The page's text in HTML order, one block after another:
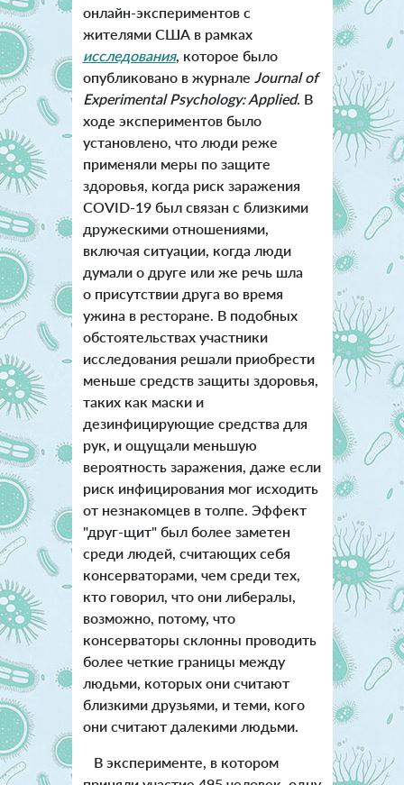
онлайн-экспериментов с
жителями США в рамках
исследования, которое было
опубликовано в журнале Journal of
Experimental Psychology: Applied. В
ходе экспериментов было
установлено, что люди реже
применяли меры по защите
здоровья, когда риск заражения
COVID-19 был связан с близкими
дружескими отношениями,
включая ситуации, когда люди
думали о друге или же речь шла
о присутствии друга во время
ужина в ресторане. В подобных
обстоятельствах участники
исследования решали приобрести
меньше средств защиты здоровья,
таких как маски и
дезинфицирующие средства для
рук, и ощущали меньшую
вероятность заражения, даже если
риск инфицирования мог исходить
от незнакомцев в толпе. Эффект
"друг-щит" был более заметен
среди людей, считающих себя
консерваторами, чем среди тех,
кто говорил, что они либералы,
возможно, потому, что
консерваторы склонны проводить
более четкие границы между
людьми, которых они считают
близкими друзьями, и теми, кого
они считают далекими людьми.
В эксперименте, в котором